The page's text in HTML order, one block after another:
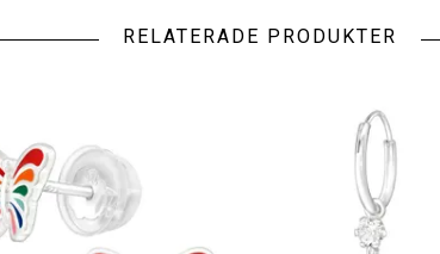
RELATERADE PRODUKTER